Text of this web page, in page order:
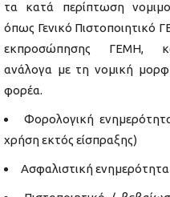
τα κατά περίπτωση
όπως Γενικό Πιστοποιητικό
εκπροσώπησης ΓΕΜΗ,
ανάλογα με τη νομική
φορέα.
Φορολογική
χρήση εκτός είσπραξης)
Ασφαλιστική ενημερότητα